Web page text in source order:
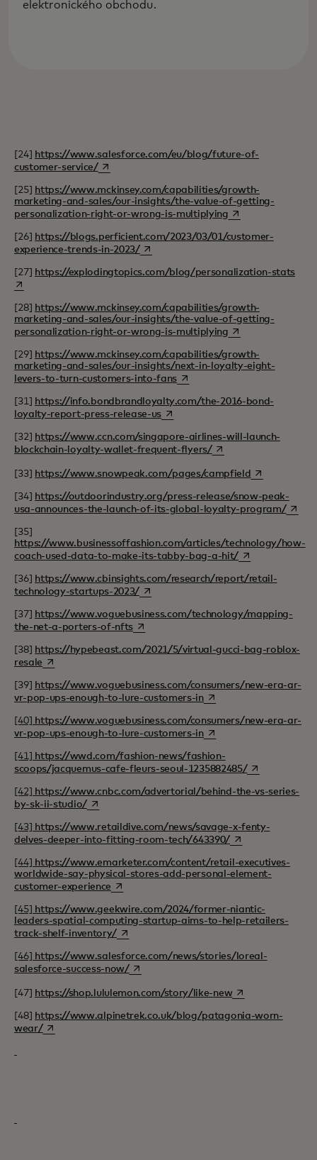
elektronického obchodu.
[24] https://www.salesforce.com/eu/blog/future-of-
customer-service/opens in a new tab
[25] https://www.mckinsey.com/capabilities/growth-
marketing-and-sales/our-insights/the-value-of-getting-
personalization-right-or-wrong-is-multiplyingopens in a new tab
[26] https://blogs.perficient.com/2023/03/01/customer-
experience-trends-in-2023/opens in a new tab
[27] https://explodingtopics.com/blog/personalization-stats
[28] https://www.mckinsey.com/capabilities/growth-
marketing-and-sales/our-insights/the-value-of-getting-
personalization-right-or-wrong-is-multiplyingopens in a new tab
[29] https://www.mckinsey.com/capabilities/growth-
marketing-and-sales/our-insights/next-in-loyalty-eight-
levers-to-turn-customers-into-fans opens in a new tab
[31] https://info.bondbrandloyalty.com/the-2016-bond-
loyalty-report-press-release-us opens in a new tab
[32] https://www.ccn.com/singapore-airlines-will-launch-
blockchain-loyalty-wallet-frequent-flyers/opens in a new tab
[33] https://www.snowpeak.com/pages/campfieldopens in a
[34] https://outdoorindustry.org/press-release/snow-peak-
usa-announces-the-launch-of-its-global-loyalty-program/opens
[35]
https://www.businessoffashion.com/articles/technology/how-
coach-used-data-to-make-its-tabby-bag-a-hit/opens in a new
[36] https://www.cbinsights.com/research/report/retail-
technology-startups-2023/opens in a new tab
[37] https://www.voguebusiness.com/technology/mapping-
the-net-a-porters-of-nfts opens in a new tab
[38] https://hypebeast.com/2021/5/virtual-gucci-bag-roblox-
resale opens in a new tab
[39] https://www.voguebusiness.com/consumers/new-era-ar-
vr-pop-ups-enough-to-lure-customers-inopens in a new tab
[40] https://www.voguebusiness.com/consumers/new-era-ar-
vr-pop-ups-enough-to-lure-customers-inopens in a new tab
[41] https://wwd.com/fashion-news/fashion-
scoops/jacquemus-cafe-fleurs-seoul-1235882485/opens in a
[42] https://www.cnbc.com/advertorial/behind-the-vs-series-
by-sk-ii-studio/opens in a new tab
[43] https://www.retaildive.com/news/savage-x-fenty-
delves-deeper-into-fitting-room-tech/643390/opens in a new tab
[44] https://www.emarketer.com/content/retail-executives-
worldwide-say-physical-stores-add-personal-element-
customer-experienceopens in a new tab
[45] https://www.geekwire.com/2024/former-niantic-
leaders-spatial-computing-startup-aims-to-help-retailers-
track-shelf-inventory/opens in a new tab
[46] https://www.salesforce.com/news/stories/loreal-
salesforce-success-now/opens in a new tab
[47] https://shop.lululemon.com/story/like-newopens in a new
[48] https://www.alpinetrek.co.uk/blog/patagonia-worn-
wear/opens in a new tab